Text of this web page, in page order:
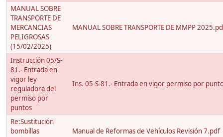
MANUAL SOBRE
TRANSPORTE DE
MERCANCIAS
PELIGROSAS
(15/02/2025)
MANUAL SOBRE TRANSPORTE DE MMPP
Instrucción 05/S-
81.- Entrada en
vigor ley
reguladora del
permiso por
puntos
Ins. 05-S-81.- Entrada en vigor permiso por
Re:Sustitución
bombillas
Manual de Reformas de Vehículos Revisión 7.pdf